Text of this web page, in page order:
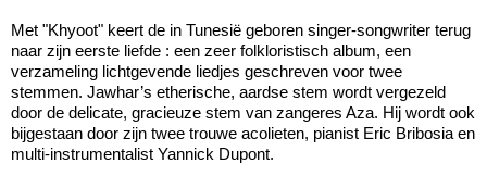
Met "Khyoot" keert de in Tunesië geboren singer-songwriter terug
naar zijn eerste liefde : een zeer folkloristisch album, een
verzameling lichtgevende liedjes geschreven voor twee
stemmen. Jawhar’s etherische, aardse stem wordt vergezeld
door de delicate, gracieuze stem van zangeres Aza. Hij wordt ook
bijgestaan door zijn twee trouwe acolieten, pianist Eric Bribosia en
multi-instrumentalist Yannick Dupont.